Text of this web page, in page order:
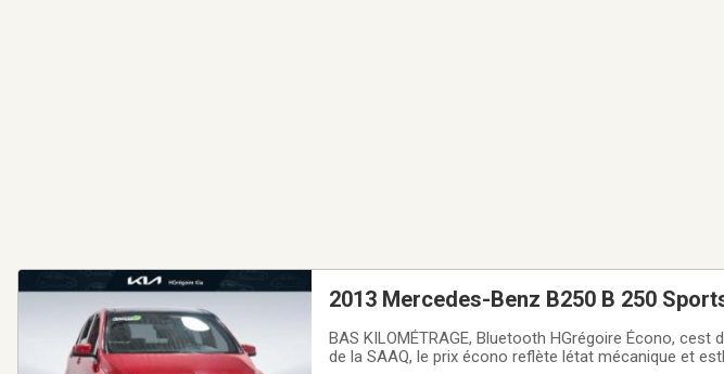
2013 Mercedes-Benz B250 B 250
BAS KILOMÉTRAGE, Bluetooth HGrégoire Écono,
de la SAAQ, le prix écono reflète létat mécanique et